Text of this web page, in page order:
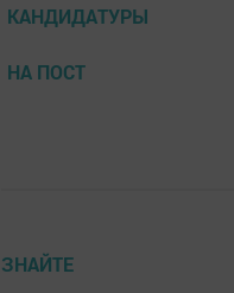
КАНДИДАТУРЫ
НА ПОСТ
ЗНАЙТЕ